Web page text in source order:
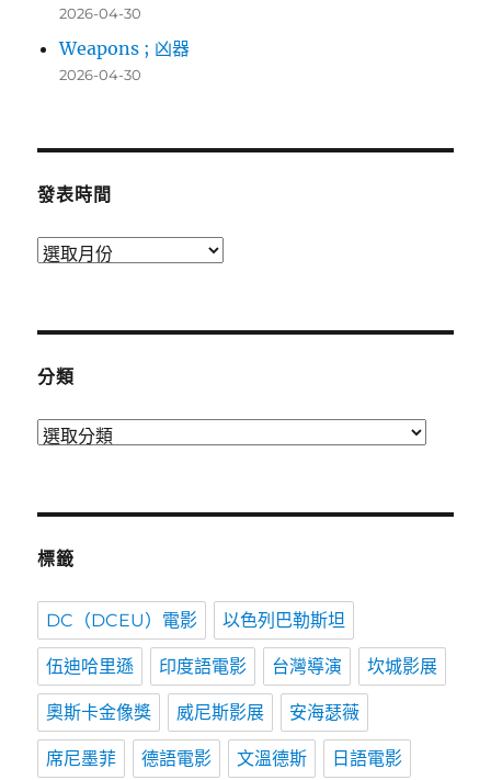
2026-04-30
Weapons ; 凶器
2026-04-30
發表時間
發
分類
分
標籤
DC（DCEU）電影 以色列巴勒斯坦
伍迪哈里遜 印度語電影 台灣導演 坎城影展
奧斯卡金像獎 威尼斯影展 安海瑟薇
席尼墨菲 德語電影 文溫德斯 日語電影